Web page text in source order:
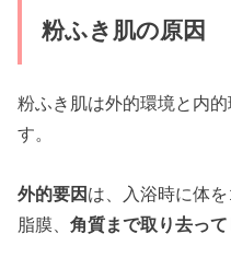
粉ふき肌の原因
粉ふき肌は外的環境と内
す。
外的要因 は、入浴時に体
脂膜、角質まで取り去って